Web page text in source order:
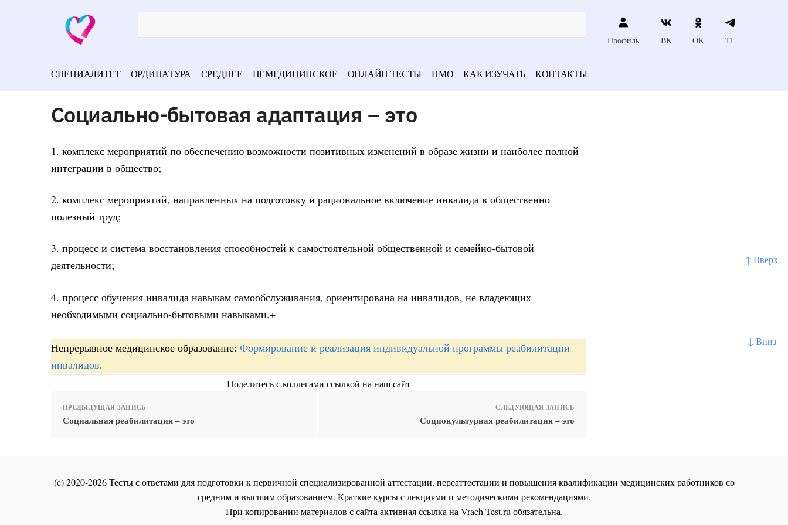
↑ Вверх
↓ Вниз
Профиль ВК ОК ТГ
СПЕЦИАЛИТЕТ ОРДИНАТУРА СРЕДНЕЕ НЕМЕДИЦИНСКОЕ ОНЛАЙН ТЕСТЫ НМО КАК ИЗУЧАТЬ КОНТАКТЫ
Социально-бытовая адаптация – это
1. комплекс мероприятий по обеспечению возможности позитивных изменений в образе жизни и наиболее полной
интеграции в общество;
2. комплекс мероприятий, направленных на подготовку и рациональное включение инвалида в общественно
полезный труд;
3. процесс и система восстановления способностей к самостоятельной общественной и семейно-бытовой
деятельности;
4. процесс обучения инвалида навыкам самообслуживания, ориентирована на инвалидов, не владеющих
необходимыми социально-бытовыми навыками.+
Непрерывное медицинское образование: Формирование и реализация индивидуальной программы реабилитации
инвалидов.
Поделитесь с коллегами ссылкой на наш сайт
ПРЕДЫДУЩАЯ ЗАПИСЬ
Социальная реабилитация – это
СЛЕДУЮЩАЯ ЗАПИСЬ
Социокультурная реабилитация – это
(c) 2020-2026 Тесты с ответами для подготовки к первичной специализированной аттестации, переаттестации и повышения квалификации медицинских работников со
средним и высшим образованием. Краткие курсы с лекциями и методическими рекомендациями.
При копировании материалов с сайта активная ссылка наVrach-Test.ruобязательна.